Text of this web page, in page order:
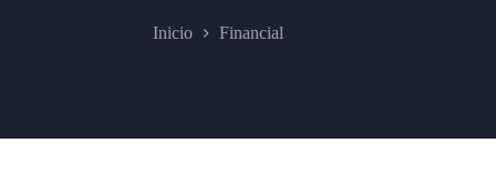
Inicio Financial